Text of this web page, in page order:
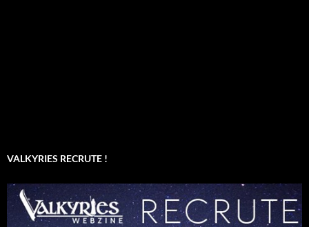
VALKYRIES RECRUTE !